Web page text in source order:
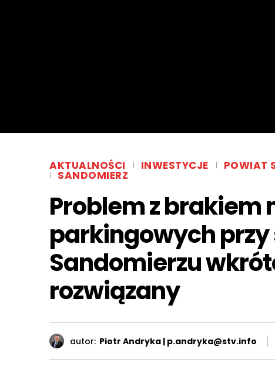
AKTUALNOŚCI INWESTYCJE POWIAT
SANDOMIERZ
Problem z brakiem
parkingowych
Sandomierzu
rozwiązany
autor: Piotr Andryka | p.andryka@stv.info